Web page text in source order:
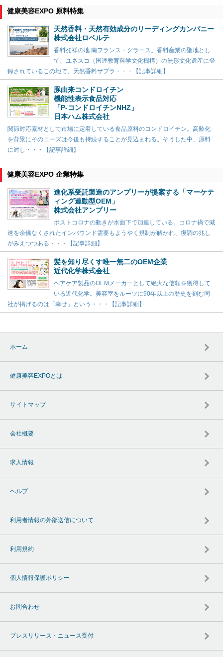
健康美容EXPO 原料特集
天然香料・天然有効成分のリーディングカンパニー
株式会社ロベルテ
香料発祥の地 南フランス・グラース。香料産業の聖地とし
て、ユネスコ（国連教育科学文化機構）の無形文化遺産に登
録されているこの地で、天然香料サプラ・・・【記事詳細】
豚由来コンドロイチン
機能性表示食品対応
「P-コンドロイチンNHZ」
日本ハム株式会社
関節対応素材として市場に定着している食品原料のコンドロイチン。高齢化
を背景にそのニーズは今後も持続することが見込まれる。そうした中、原料
に対し・・・【記事詳細】
健康美容EXPO 企業特集
進化系受託製造のアンプリーが提案する「マーケテ
ィング連動型OEM」
株式会社アンプリー
ポストコロナの動きが水面下で加速している。コロナ禍で減
速を余儀なくされたインバウンド需要もようやく規制が解かれ、復調の兆し
がみえつつある・・・【記事詳細】
髪を知り尽くす唯一無二のOEM企業
近代化学株式会社
ヘアケア製品のOEMメーカーとして絶大な信頼を獲得して
いる近代化学。美容室をルーツに90年以上の歴史を刻む同
社が掲げるのは「幸せ」という・・・【記事詳細】
ホーム
健康美容EXPOとは
サイトマップ
会社概要
求人情報
ヘルプ
利用者情報の外部送信について
利用規約
個人情報保護ポリシー
お問合わせ
プレスリリース・ニュース受付